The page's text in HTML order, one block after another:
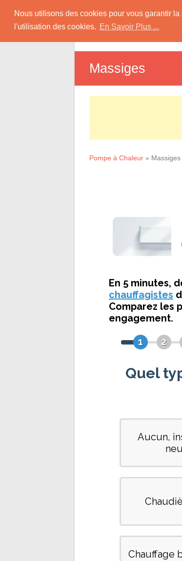
Nous utilisons des cookies pour vous garantir
l'utilisation des cookies. En Savoir Plus ...
content
Pompe à
Informations sur les Pompes
Massiges
Pompe à Chaleur » Massiges